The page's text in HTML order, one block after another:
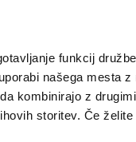
funkcij
našega mesta
kombinirajo z
storitev. Če
KULTURA ŠPORT ŠE